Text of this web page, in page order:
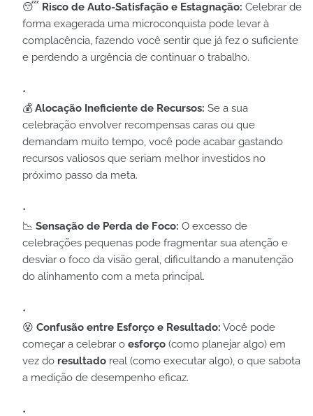
😴 Risco de Auto-Satisfação e Estagnação: Celebrar de
forma exagerada uma microconquista pode levar à
complacência, fazendo você sentir que já fez o suficiente
e perdendo a urgência de continuar o trabalho.
💰 Alocação Ineficiente de Recursos: Se a sua
celebração envolver recompensas caras ou que
demandam muito tempo, você pode acabar gastando
recursos valiosos que seriam melhor investidos no
próximo passo da meta.
📉 Sensação de Perda de Foco: O excesso de
celebrações pequenas pode fragmentar sua atenção e
desviar o foco da visão geral, dificultando a manutenção
do alinhamento com a meta principal.
😵 Confusão entre Esforço e Resultado: Você pode
começar a celebrar o esforço (como planejar algo) em
vez do resultado real (como executar algo), o que sabota
a medição de desempenho eficaz.